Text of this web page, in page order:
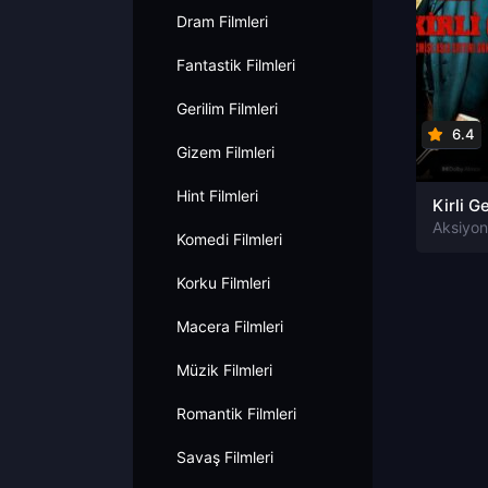
Dram Filmleri
Fantastik Filmleri
Gerilim Filmleri
Gizem Filmleri
Hint Filmleri
Komedi Filmleri
Korku Filmleri
Macera Filmleri
Müzik Filmleri
Romantik Filmleri
Savaş Filmleri
6.4
Kirli